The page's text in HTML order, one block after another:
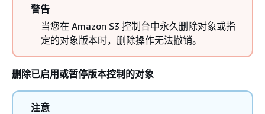
警告
当您在 Amazon S3 控制台中永久删除对象或指
定的对象版本时，删除操作无法撤销。
删除已启用或暂停版本控制的对象
注意